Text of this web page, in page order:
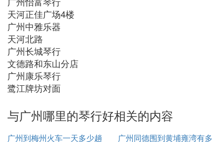
天河正佳广场4楼
广州中雅乐器
天河北路
广州长城琴行
文德路和东山分店
广州康乐琴行
鹭江牌坊对面
与广州哪里的琴行好相关的内容
广州到梅州火车一天多少趟 广州同德围到黄埔雍湾有多